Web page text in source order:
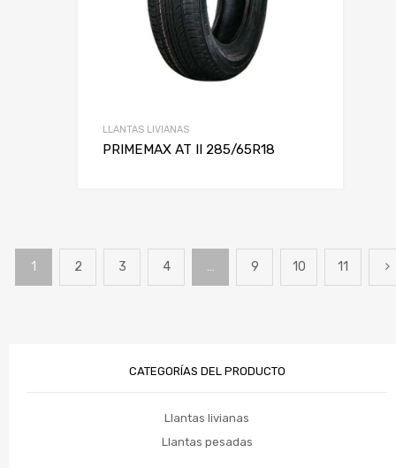
LLANTAS LIVIANAS
PRIMEMAX AT II 285/65R18
1 2 3 4 … 9 10 11
CATEGORÍAS DEL PRODUCTO
Llantas livianas
Llantas pesadas